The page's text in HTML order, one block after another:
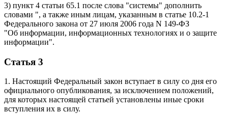
3) пункт 4 статьи 65.1 после слова "системы" дополнить
словами ", а также иным лицам, указанным в статье 10.2-1
Федерального закона от 27 июля 2006 года N 149-ФЗ
"Об информации, информационных технологиях и о защите
информации".
Статья 3
1. Настоящий Федеральный закон вступает в силу со дня его
официального опубликования, за исключением положений,
для которых настоящей статьей установлены иные сроки
вступления их в силу.